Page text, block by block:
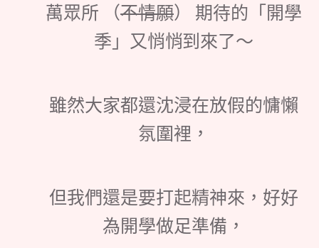
萬眾所 （不情願） 期待的「開學
季」又悄悄到來了～
雖然大家都還沈浸在放假的慵懶
氛圍裡，
但我們還是要打起精神來，好好
為開學做足準備，